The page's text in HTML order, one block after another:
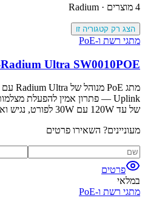
4 מוצרים · Radium
הצג רק קטגוריה זו
מתגי רשת ו-PoE
Radium Ultra SW0010POE- מתג 8 פורטים POE
של עד 120W עם 30W לפורט, נגיש ואיכות מקצועית
מעוניינים? השאירו פרטים
פרטים
במלאי
מתגי רשת ו-PoE